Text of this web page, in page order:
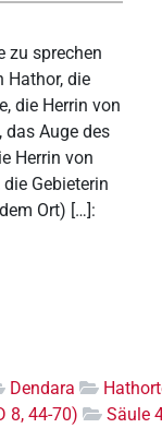
zu sprechen
Hathor, die
die Herrin von
das Auge des
Herrin von
die Gebieterin
Ort) […]:
Dendara
8, 44-70) Säule